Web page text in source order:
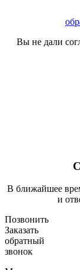
Вы не дали
В ближайшее
и
Позвонить
Заказать
обратный
звонок